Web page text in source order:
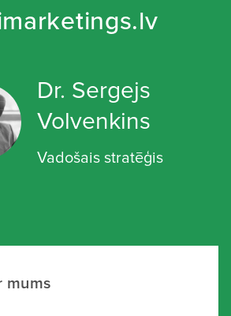
Dr. Sergejs
Volvenkins
Vadošais stratēģis
mums